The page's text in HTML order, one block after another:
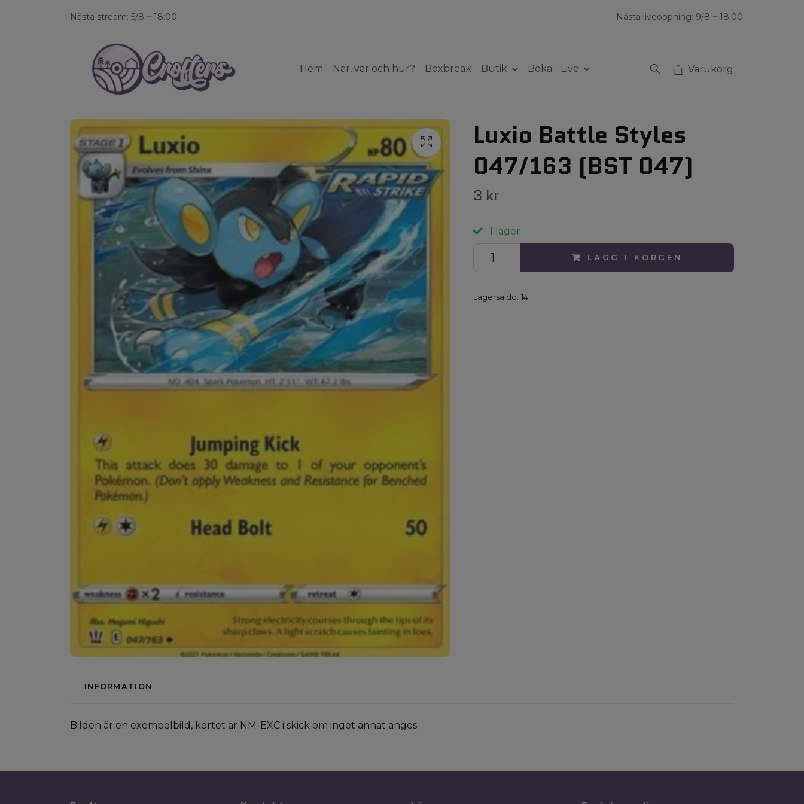
Nästa stream: 5/8 ~ 18:00 Nästa liveöppning: 9/8 ~ 18:00
Hem När, var och hur? Boxbreak Butik Boka - Live Varukorg
Luxio Battle Styles
047/163 (BST 047)
3 kr
I lager
LÄGG I KORGEN
Lagersaldo: 14
INFORMATION
Bilden är en exempelbild, kortet är NM-EXC i skick om inget annat anges.